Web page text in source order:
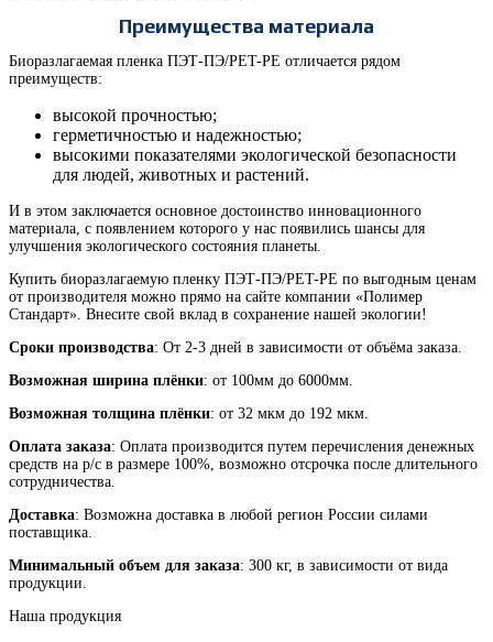
Преимущества материала
Биоразлагаемая пленка ПЭТ-ПЭ/PET-PE отличается рядом
преимуществ:
высокой прочностью;
герметичностью и надежностью;
высокими показателями экологической безопасности
для людей, животных и растений.
И в этом заключается основное достоинство инновационного
материала, с появлением которого у нас появились шансы для
улучшения экологического состояния планеты.
Купить биоразлагаемую пленку ПЭТ-ПЭ/PET-PE по выгодным ценам
от производителя можно прямо на сайте компании «Полимер
Стандарт». Внесите свой вклад в сохранение нашей экологии!
Сроки производства: От 2-3 дней в зависимости от объёма заказа.
Возможная ширина плёнки: от 100мм до 6000мм.
Возможная толщина плёнки: от 32 мкм до 192 мкм.
Оплата заказа: Оплата производится путем перечисления денежных
средств на р/с в размере 100%, возможно отсрочка после длительного
сотрудничества.
Доставка: Возможна доставка в любой регион России силами
поставщика.
Минимальный объем для заказа: 300 кг, в зависимости от вида
продукции.
Наша продукция